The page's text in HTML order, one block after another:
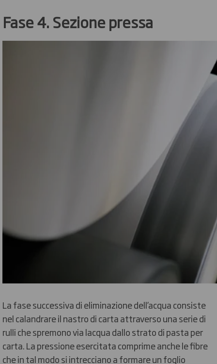
Fase 4. Sezione pressa
La fase successiva di eliminazione dell’acqua consiste
nel calandrare il nastro di carta attraverso una serie di
rulli che spremono via lacqua dallo strato di pasta per
carta. La pressione esercitata comprime anche le fibre
che in tal modo si intrecciano a formare un foglio